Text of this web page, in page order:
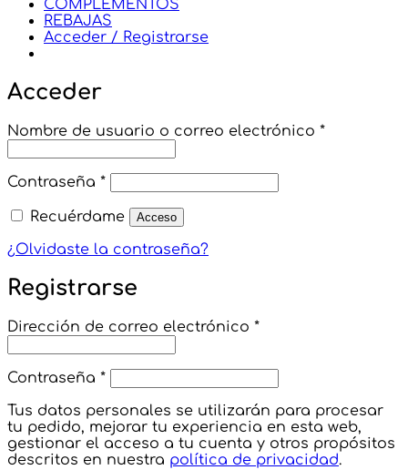
COMPLEMENTOS
REBAJAS
Acceder / Registrarse
Acceder
Nombre de usuario o correo electrónico *
Contraseña *Obligatorio
Recuérdame Acceso
¿Olvidaste la contraseña?
Registrarse
Dirección de correo electrónico *Obligatorio
Contraseña *Obligatorio
Tus datos personales se utilizarán para procesar
tu pedido, mejorar tu experiencia en esta web,
gestionar el acceso a tu cuenta y otros propósitos
descritos en nuestra política de privacidad.